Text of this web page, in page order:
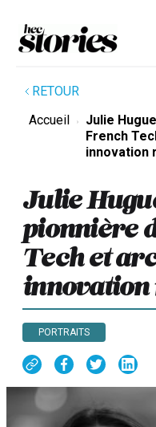
RETOUR
Accueil
Julie
French
innovation
Julie
pionnière
Tech et
innovation
PORTRAITS